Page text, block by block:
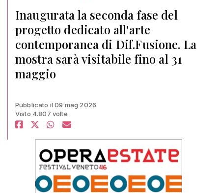
Inaugurata la seconda fase del
progetto dedicato all'arte
contemporanea di Dif.Fusione. La
mostra sarà visitabile fino al 31
maggio
Pubblicato il 09 mag 2026
Visto 4.807 volte